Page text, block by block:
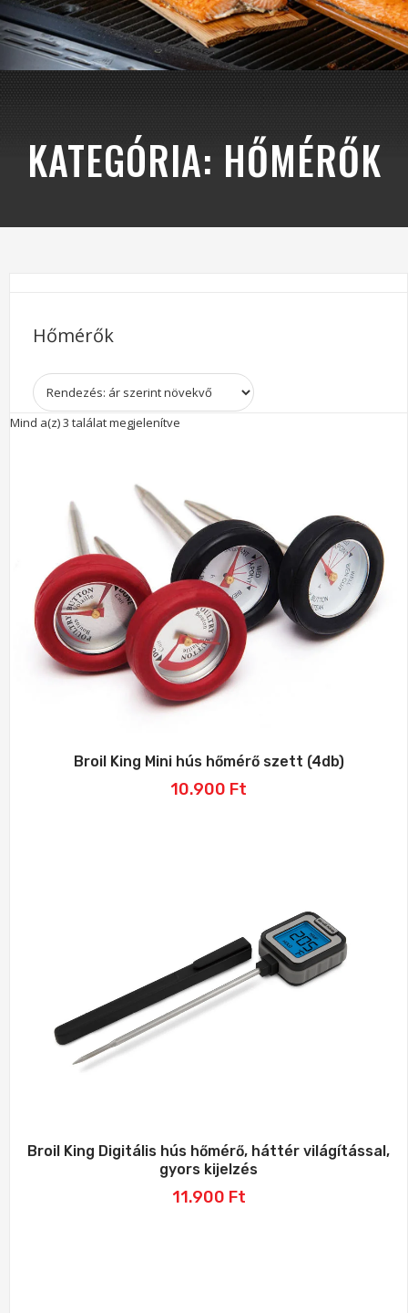
KATEGÓRIA: HŐMÉRŐK
Hőmérők
Mind a(z) 3 találat megjelenítve
high
Broil King Mini hús hőmérő szett (4db)
10.900 Ft
Broil King Digitális hús hőmérő, háttér világítással,
gyors kijelzés
11.900 Ft